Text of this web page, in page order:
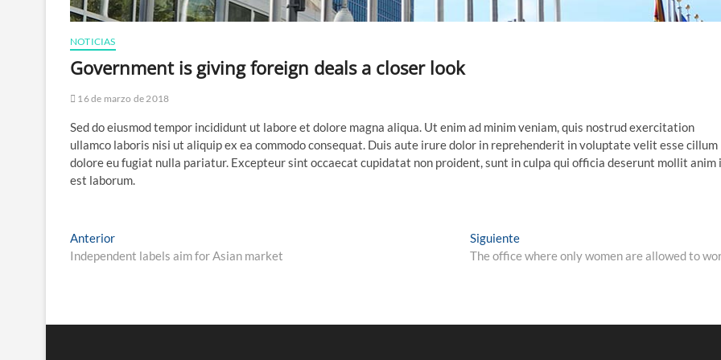
NOTICIAS
Government is giving foreign deals a closer look
16 de marzo de 2018
Sed do eiusmod tempor incididunt ut labore et dolore magna aliqua. Ut enim ad minim veniam, quis nostrud exercitation
ullamco laboris nisi ut aliquip ex ea commodo consequat. Duis aute irure dolor in reprehenderit in voluptate velit esse cillum
dolore eu fugiat nulla pariatur. Excepteur sint occaecat cupidatat non proident, sunt in culpa qui officia deserunt mollit anim
est laborum.
Anterior
Independent labels aim for Asian market
Siguiente
The office where only women are allowed to